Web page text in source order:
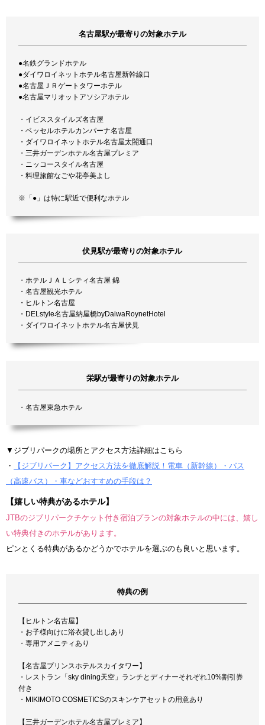
名古屋駅が最寄りの対象ホテル
●名鉄グランドホテル
●ダイワロイネットホテル名古屋新幹線口
●名古屋ＪＲゲートタワーホテル
●名古屋マリオットアソシアホテル
・イビススタイルズ名古屋
・ベッセルホテルカンパーナ名古屋
・ダイワロイネットホテル名古屋太閤通口
・三井ガーデンホテル名古屋プレミア
・ニッコースタイル名古屋
・料理旅館なごや花亭美よし
※「●」は特に駅近で便利なホテル
伏見駅が最寄りの対象ホテル
・ホテルＪＡＬシティ名古屋 錦
・名古屋観光ホテル
・ヒルトン名古屋
・DELstyle名古屋納屋橋byDaiwaRoynetHotel
・ダイワロイネットホテル名古屋伏見
栄駅が最寄りの対象ホテル
・名古屋東急ホテル
▼ジブリパークの場所とアクセス方法詳細はこちら
・
【ジブリパーク】アクセス方法を徹底解説！電車（新幹線）・バス
（高速バス）・車などおすすめの手段は？
【嬉しい特典があるホテル】
JTBのジブリパークチケット付き宿泊プランの対象ホテルの中には、嬉し
い特典付きのホテルがあります。
ピンとくる特典があるかどうかでホテルを選ぶのも良いと思います。
特典の例
【ヒルトン名古屋】
・お子様向けに浴衣貸し出しあり
・専用アメニティあり
【名古屋プリンスホテルスカイタワー】
・レストラン「sky dining天空」ランチとディナーそれぞれ10%割引券
付き
・MIKIMOTO COSMETICSのスキンケアセットの用意あり
【三井ガーデンホテル名古屋プレミア】